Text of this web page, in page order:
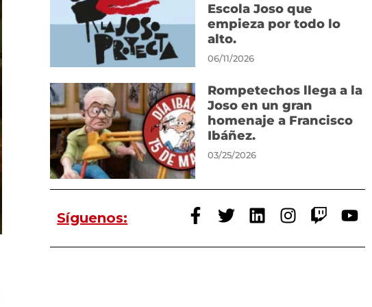
Escola Joso que
empieza por todo lo
alto.
06/11/2026
Rompetechos llega a la
Joso en un gran
homenaje a Francisco
Ibáñez.
03/25/2026
Síguenos: